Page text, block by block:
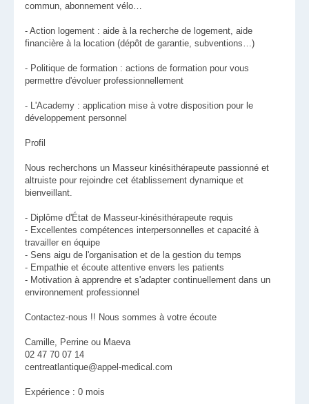
commun, abonnement vélo…
- Action logement : aide à la recherche de logement, aide
financière à la location (dépôt de garantie, subventions…)
- Politique de formation : actions de formation pour vous
permettre d'évoluer professionnellement
- L'Academy : application mise à votre disposition pour le
développement personnel
Profil
Nous recherchons un Masseur kinésithérapeute passionné et
altruiste pour rejoindre cet établissement dynamique et
bienveillant.
- Diplôme d'État de Masseur-kinésithérapeute requis
- Excellentes compétences interpersonnelles et capacité à
travailler en équipe
- Sens aigu de l'organisation et de la gestion du temps
- Empathie et écoute attentive envers les patients
- Motivation à apprendre et s'adapter continuellement dans un
environnement professionnel
Contactez-nous !! Nous sommes à votre écoute
Camille, Perrine ou Maeva
02 47 70 07 14
centreatlantique@appel-medical.com
Expérience : 0 mois